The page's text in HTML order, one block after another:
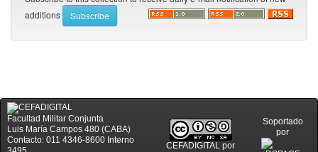
additions
Facultad Militar Conjunta
Luis María Campos 480 (CABA)
Contacto: 011 4346-8600 Interno
CEFADIGITAL por
Soportado
por